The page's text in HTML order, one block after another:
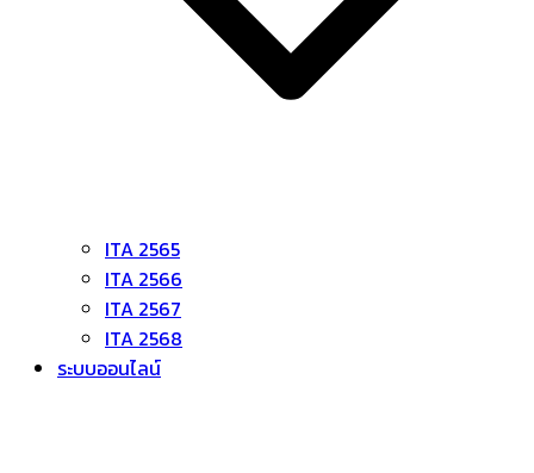
ITA 2565
ITA 2566
ITA 2567
ITA 2568
ระบบออนไลน์